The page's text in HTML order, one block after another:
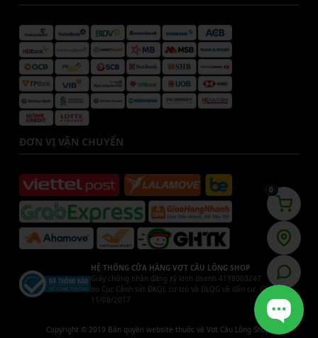
ĐƠN VỊ VẬN CHUYỂN
HỆ THỐNG CỬA HÀNG VỢT CẦU LÔNG SHOP
Giấy chứng nhận đăng ký kinh doanh 41Y8003247
do Cục Cảnh sát ĐKQL cư trú và DLQG về dân cư. Cấp ngày
11/08/2017
Copyright © 2019 Bản quyền website thuộc về Vợt Cầu Lông Shop.
0